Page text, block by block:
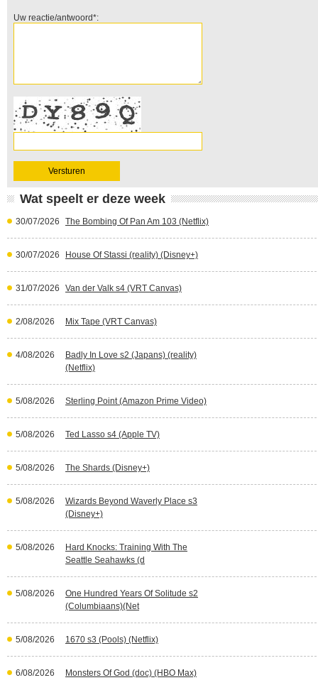
Uw reactie/antwoord*:
Wat speelt er deze week
30/07/2026 The Bombing Of Pan Am 103 (Netflix)
30/07/2026 House Of Stassi (reality) (Disney+)
31/07/2026 Van der Valk s4 (VRT Canvas)
2/08/2026 Mix Tape (VRT Canvas)
4/08/2026
Badly In Love s2 (Japans) (reality)
(Netflix)
5/08/2026 Sterling Point (Amazon Prime Video)
5/08/2026 Ted Lasso s4 (Apple TV)
5/08/2026 The Shards (Disney+)
5/08/2026
Wizards Beyond Waverly Place s3
(Disney+)
5/08/2026
Hard Knocks: Training With The
Seattle Seahawks (d
5/08/2026
One Hundred Years Of Solitude s2
(Columbiaans)(Net
5/08/2026 1670 s3 (Pools) (Netflix)
6/08/2026 Monsters Of God (doc) (HBO Max)